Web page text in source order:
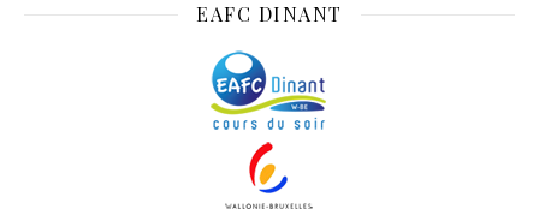
EAFC DINANT